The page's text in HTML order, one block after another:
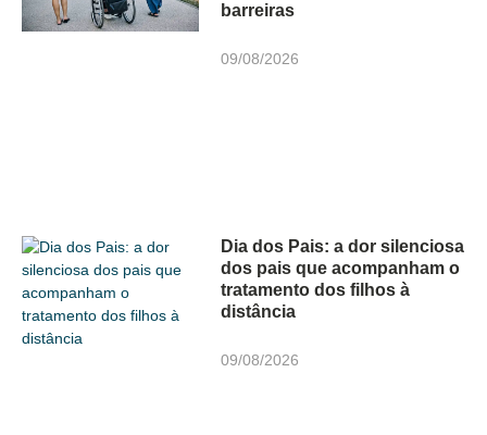
barreiras
09/08/2026
Dia dos Pais: a dor silenciosa
dos pais que acompanham o
tratamento dos filhos à
distância
09/08/2026